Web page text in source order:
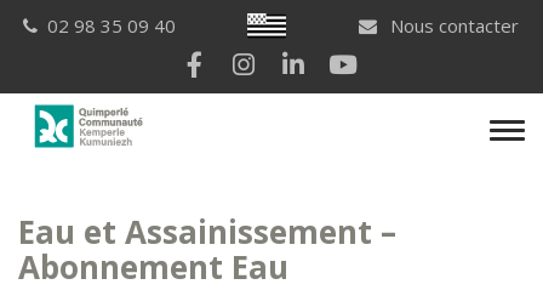
Breton
02 98 35 09 40
Nous contacter
Lien vers le compte Facebook
Lien vers le compte Instagram
Lien vers le compte
Eau et Assainissement –
Abonnement Eau